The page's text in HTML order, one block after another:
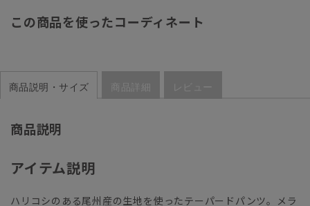
この商品を使ったコーディネート
商品説明・サイズ 商品詳細 レビュー
商品説明
アイテム説明
ハリコシのある尾州産の生地を使ったテーパードパンツ。メラ